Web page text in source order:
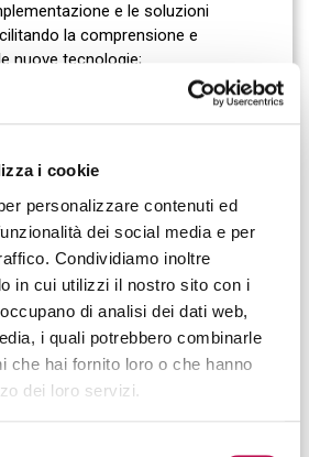
i cookie
personalizzare contenuti ed
dei social media e per
Condividiamo inoltre
in cui utilizzi il nostro sito con i
di analisi dei dati web,
i quali potrebbero combinarle
che hai fornito loro o che hanno
dei loro servizi.
e le soluzioni
la comprensione e
nuove tecnologie;
risolvere eventuali problemi e
l'efficienza operativa.
DESIGNER:
E SOFT SKILL
Designer
possiede una
Data Science